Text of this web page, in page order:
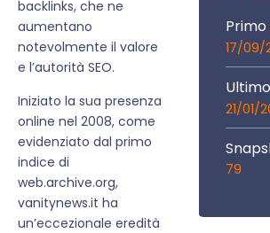
backlinks, che ne
aumentano
notevolmente il valore
e l’autorità SEO.
Iniziato la sua presenza
online nel 2008, come
evidenziato dal primo
indice di
web.archive.org,
vanitynews.it ha
un’eccezionale eredità
17/09/
21/01/
79